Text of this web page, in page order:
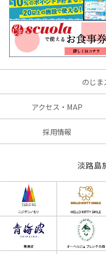
のじま
アクセス・MAP
採用情報
淡路島